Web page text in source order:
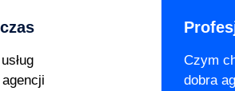
Czym
dobra